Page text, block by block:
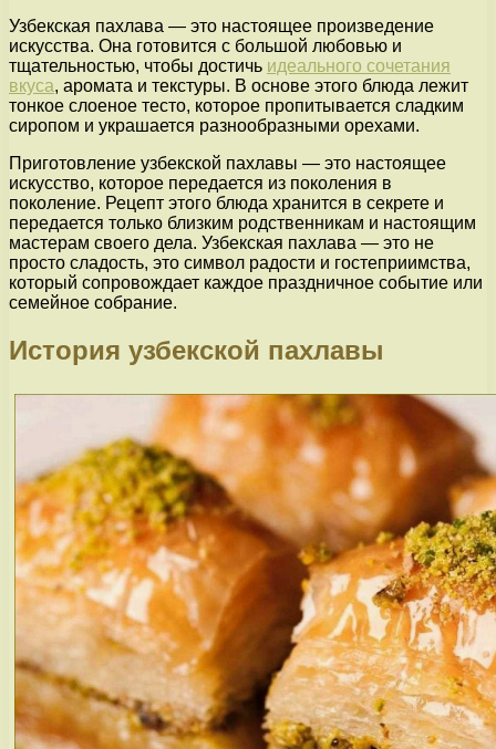
Узбекская пахлава — это настоящее произведение
искусства. Она готовится с большой любовью и
тщательностью, чтобы достичь идеального сочетания
вкуса, аромата и текстуры. В основе этого блюда лежит
тонкое слоеное тесто, которое пропитывается сладким
сиропом и украшается разнообразными орехами.
Приготовление узбекской пахлавы — это настоящее
искусство, которое передается из поколения в
поколение. Рецепт этого блюда хранится в секрете и
передается только близким родственникам и настоящим
мастерам своего дела. Узбекская пахлава — это не
просто сладость, это символ радости и гостеприимства,
который сопровождает каждое праздничное событие или
семейное собрание.
История узбекской пахлавы